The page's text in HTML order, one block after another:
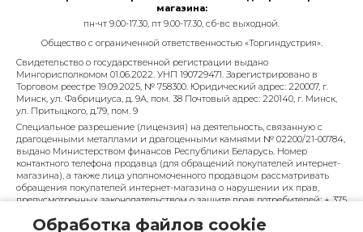
магазина:
пн-чт 9.00-17.30, пт 9.00-17.30, сб-вс выходной.
Общество с ограниченной ответственностью «Торгиндустрия».
Свидетельство о государственной регистрации выдано
Мингорисполкомом 01.06.2022. УНП 190729471. Зарегистрировано в
Торговом реестре 19.09.2025, № 758300. Юридический адрес: 220007, г.
Минск, ул. Фабрициуса, д. 9А, пом. 38 Почтовый адрес: 220140, г. Минск,
ул. Притыцкого, д.79, пом. 9
Специальное разрешение (лицензия) на деятельность, связанную с
драгоценными металлами и драгоценными камнями № 02200/21-00784,
выдано Министерством финансов Республики Беларусь. Номер
контактного телефона продавца (для обращений покупателей интернет-
магазина), а также лица уполномоченного продавцом рассматривать
обращения покупателей интернет-магазина о нарушении их прав,
предусмотренных законодательством о защите прав потребителей: + 375
управления по работе с обращениями граждан и юридических лиц
Обработка файлов cookie